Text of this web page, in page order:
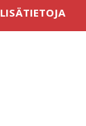
LISÄTIETOJA